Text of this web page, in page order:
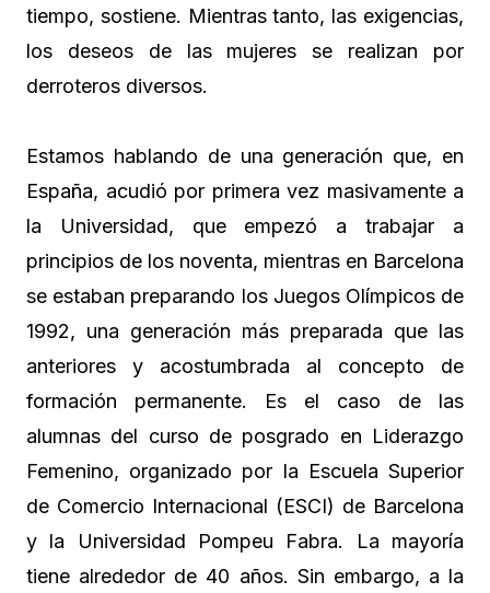
tiempo, sostiene. Mientras tanto, las exigencias,
los deseos de las mujeres se realizan por
derroteros diversos.
Estamos hablando de una generación que, en
España, acudió por primera vez masivamente a
la Universidad, que empezó a trabajar a
principios de los noventa, mientras en Barcelona
se estaban preparando los Juegos Olímpicos de
1992, una generación más preparada que las
anteriores y acostumbrada al concepto de
formación permanente. Es el caso de las
alumnas del curso de posgrado en Liderazgo
Femenino, organizado por la Escuela Superior
de Comercio Internacional (ESCI) de Barcelona
y la Universidad Pompeu Fabra. La mayoría
tiene alrededor de 40 años. Sin embargo, a la